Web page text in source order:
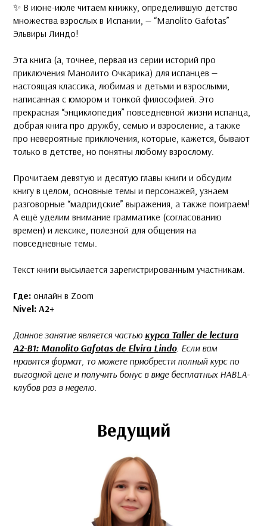
✨ В июне-июле читаем книжку, определившую детство
множества взрослых в Испании, — “Manolito Gafotas”
Эльвиры Линдо!
Эта книга (а, точнее, первая из серии историй про
приключения Манолито Очкарика) для испанцев —
настоящая классика, любимая и детьми и взрослыми,
написанная с юмором и тонкой философией. Это
прекрасная “энциклопедия” повседневной жизни испанца,
добрая книга про дружбу, семью и взросление, а также
про невероятные приключения, которые, кажется, бывают
только в детстве, но понятны любому взрослому.
Прочитаем девятую и десятую главы книги и обсудим
книгу в целом, основные темы и персонажей, узнаем
разговорные “мадридские” выражения, а также поиграем!
А ещё уделим внимание грамматике (согласованию
времен) и лексике, полезной для общения на
повседневные темы.
Текст книги высылается зарегистрированным участникам.
Где: онлайн в Zoom
Nivel: А2+
Данное занятие является частью курса Taller de lectura
A2-B1: Manolito Gafotas de Elvira Lindo. Если вам
нравится формат, то можете приобрести полный курс по
выгодной цене и получить бонус в виде бесплатных HABLA-
клубов раз в неделю.
Ведущий